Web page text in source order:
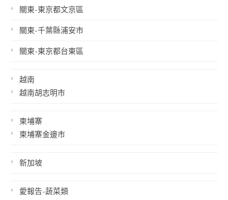
關東-東京都文京區
關東-千葉縣浦安市
關東-東京都台東區
越南
越南胡志明市
柬埔寨
柬埔寨金邊市
新加坡
愛報告-蔬菜類